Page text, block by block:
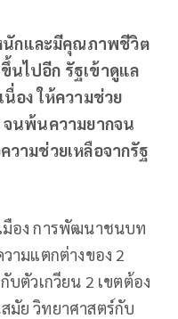
กและมีคุณภาพชีวิต
นไปอีก รัฐเข้าดูแล
นื่อง ให้ความช่วย
จนพ้นความยากจน
วามช่วยเหลือจากรัฐ
อง การพัฒนาชนบท
ามแตกต่างของ 2
บตัวเกวียน 2 เขตต้อง
มัย วิทยาศาสตร์กับ